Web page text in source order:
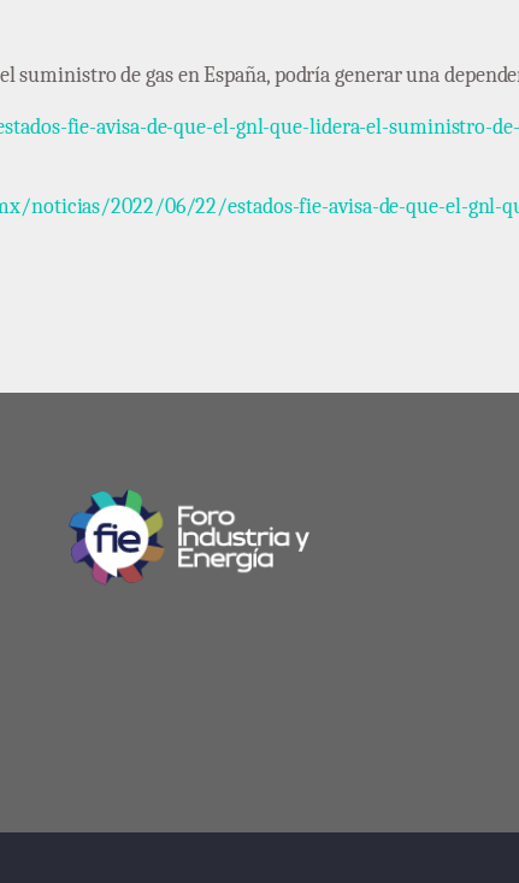
suministro de gas en España, podría generar una
fie-avisa-de-que-el-gnl-que-lidera-el-suministro-de-
noticias/2022/06/22/estados-fie-avisa-de-que-el-gnl-